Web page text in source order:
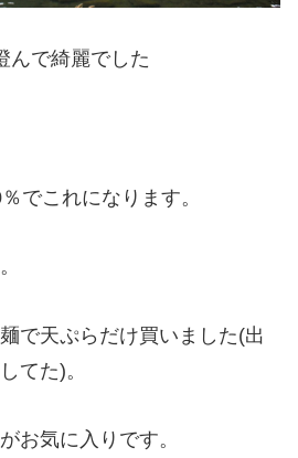
んで綺麗でした
でこれになります。
で天ぷらだけ買いました(出
てた)。
お気に入りです。